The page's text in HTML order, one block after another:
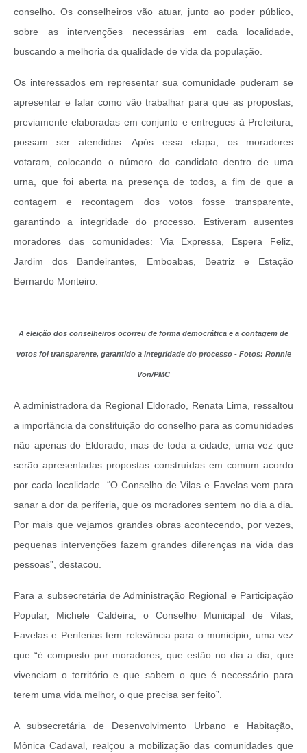
conselho. Os conselheiros vão atuar, junto ao poder público,
sobre as intervenções necessárias em cada localidade,
buscando a melhoria da qualidade de vida da população.
Os interessados em representar sua comunidade puderam se
apresentar e falar como vão trabalhar para que as propostas,
previamente elaboradas em conjunto e entregues à Prefeitura,
possam ser atendidas. Após essa etapa, os moradores
votaram, colocando o número do candidato dentro de uma
urna, que foi aberta na presença de todos, a fim de que a
contagem e recontagem dos votos fosse transparente,
garantindo a integridade do processo. Estiveram ausentes
moradores das comunidades: Via Expressa, Espera Feliz,
Jardim dos Bandeirantes, Emboabas, Beatriz e Estação
Bernardo Monteiro.
A eleição dos conselheiros ocorreu de forma democrática e a contagem de
votos foi transparente, garantido a integridade do processo - Fotos: Ronnie
Von/PMC
A administradora da Regional Eldorado, Renata Lima, ressaltou
a importância da constituição do conselho para as comunidades
não apenas do Eldorado, mas de toda a cidade, uma vez que
serão apresentadas propostas construídas em comum acordo
por cada localidade. “O Conselho de Vilas e Favelas vem para
sanar a dor da periferia, que os moradores sentem no dia a dia.
Por mais que vejamos grandes obras acontecendo, por vezes,
pequenas intervenções fazem grandes diferenças na vida das
pessoas”, destacou.
Para a subsecretária de Administração Regional e Participação
Popular, Michele Caldeira, o Conselho Municipal de Vilas,
Favelas e Periferias tem relevância para o município, uma vez
que “é composto por moradores, que estão no dia a dia, que
vivenciam o território e que sabem o que é necessário para
terem uma vida melhor, o que precisa ser feito”.
A subsecretária de Desenvolvimento Urbano e Habitação,
Mônica Cadaval, realçou a mobilização das comunidades que